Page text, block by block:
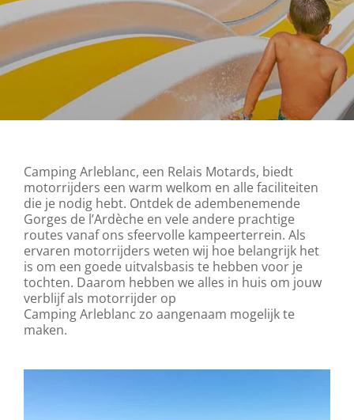
Camping Arleblanc, een Relais Motards, biedt
motorrijders een warm welkom en alle faciliteiten
die je nodig hebt. Ontdek de adembenemende
Gorges de l’Ardèche en vele andere prachtige
routes vanaf ons sfeervolle kampeerterrein. Als
ervaren motorrijders weten wij hoe belangrijk het
is om een goede uitvalsbasis te hebben voor je
tochten. Daarom hebben we alles in huis om jouw
verblijf als motorrijder op
Camping Arleblanc zo aangenaam mogelijk te
maken.